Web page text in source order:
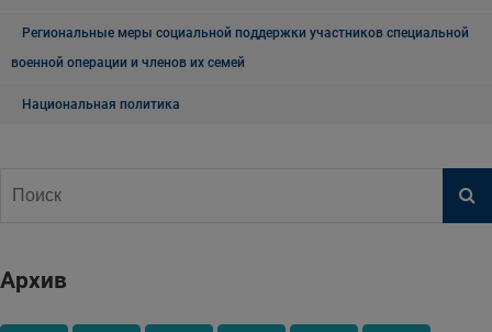
Региональные меры социальной поддержки участников специальной
военной операции и членов их семей
Национальная политика
Архив